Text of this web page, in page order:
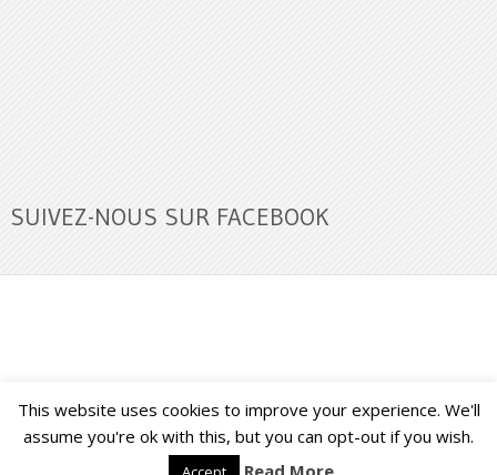
SUIVEZ-NOUS SUR FACEBOOK
Buzz Ultra Copyright © 2026. Back to Top ↑
This website uses cookies to improve your experience. We'll
assume you're ok with this, but you can opt-out if you wish.
Read More